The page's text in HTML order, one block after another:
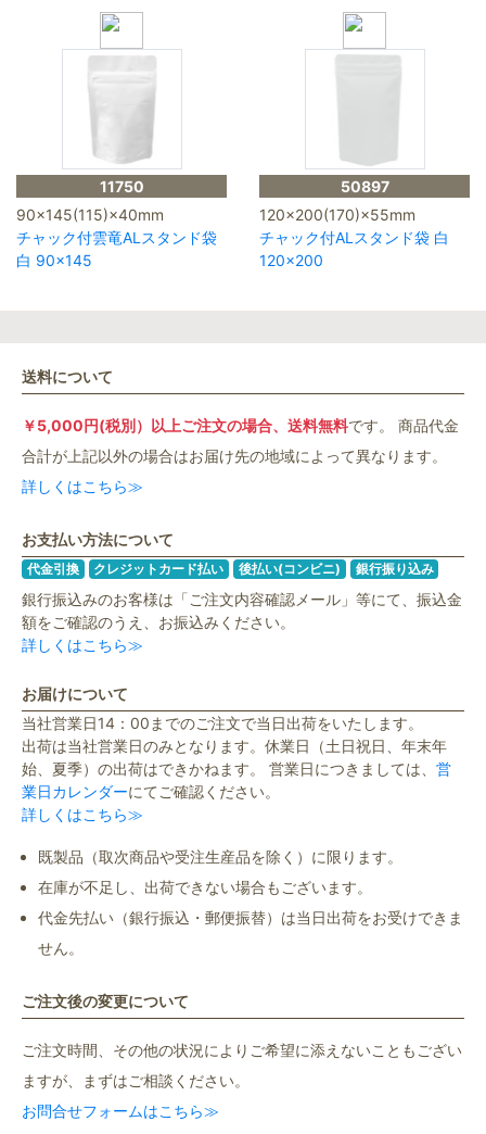
11750
90×145(115)×40mm
チャック付雲竜ALスタンド袋
白 90×145
50897
120×200(170)×55mm
チャック付ALスタンド袋 白
120×200
送料について
￥5,000円(税別）以上ご注文の場合、送料無料です。 商品代金
合計が上記以外の場合はお届け先の地域によって異なります。
詳しくはこちら≫
お支払い方法について
代金引換 クレジットカード払い 後払い(コンビニ) 銀行振り込み
銀行振込みのお客様は「ご注文内容確認メール」等にて、振込金
額をご確認のうえ、お振込みください。
詳しくはこちら≫
お届けについて
当社営業日14：00までのご注文で当日出荷をいたします。
出荷は当社営業日のみとなります。休業日（土日祝日、年末年
始、夏季）の出荷はできかねます。 営業日につきましては、 営
業日カレンダーにてご確認ください。
詳しくはこちら≫
既製品（取次商品や受注生産品を除く）に限ります。
在庫が不足し、出荷できない場合もございます。
代金先払い（銀行振込・郵便振替）は当日出荷をお受けできま
せん。
ご注文後の変更について
ご注文時間、その他の状況によりご希望に添えないこともござい
ますが、まずはご相談ください。
お問合せフォームはこちら≫